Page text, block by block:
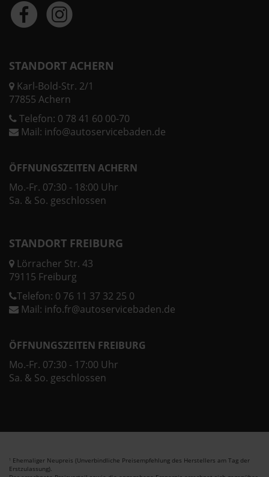
STANDORT ACHERN
Karl-Bold-Str. 2/1
77855 Achern
Telefon: 0 78 41 60 00-70
Mail: info@autoservicebaden.de
ÖFFNUNGSZEITEN ACHERN
Mo.-Fr. 07:30 - 18:00 Uhr
Sa. & So. geschlossen
STANDORT FREIBURG
Lörracher Str. 43
79115 Freiburg
Telefon: 0 76 11 37 32 25 0
Mail: info.fr@autoservicebaden.de
ÖFFNUNGSZEITEN FREIBURG
Mo.-Fr. 07:30 - 17:00 Uhr
Sa. & So. geschlossen
1 Ehemaliger Neupreis (Unverbindliche Preisempfehlung des Herstellers am Tag der
Erstzulassung).